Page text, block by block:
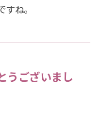
ね。
うございまし